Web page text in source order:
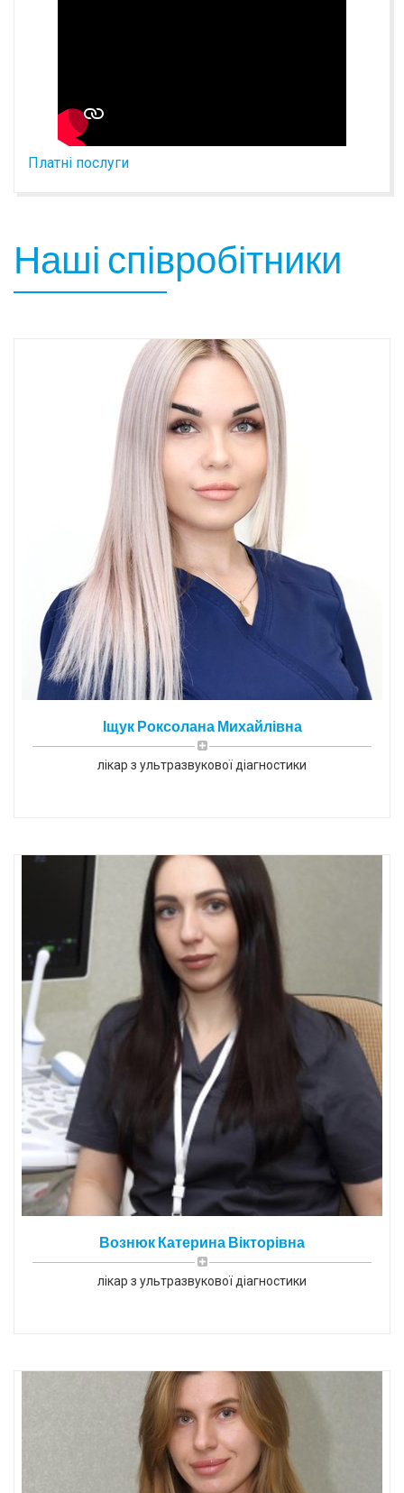
Платні послуги
Наші співробітники
Іщук Роксолана Михайлівна
лікар з ультразвукової діагностики
Вознюк Катерина Вікторівна
лікар з ультразвукової діагностики